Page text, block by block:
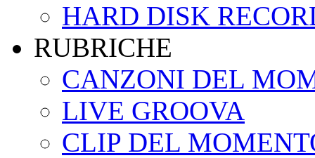
HARD DISK
RUBRICHE
CANZONI DEL
LIVE GROOVA
CLIP DEL